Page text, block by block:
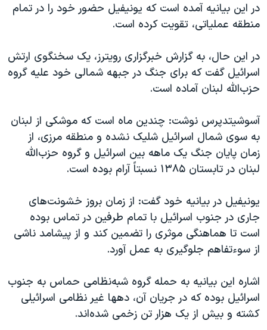
اسرائیل در جنگ
نرگس محمدی برنده جایزه نوبل صلح
همایش محافظه‌کاران آمریکا «سی‌پک»
صفحه‌های ویژه
سفر پرزیدنت ترامپ به چین
در این بیانیه آمده است که یونیفیل حضور خود را در تمام
منطقه عملیاتی، تقویت کرده است.
در این حال، به گزارش خبرگزاری رویترز، یک سخنگوی ارتش
اسرائیل گفت که برای جنگ در جبهه شمالی خود علیه گروه
حزب‌الله لبنان آماده است.
آسوشیتدپرس نوشت: چندین ماه است که موشکی از لبنان
به سوی شمال اسرائیل شلیک نشده و منطقه مرزی، از
زمان پایان جنگ یک ماهه بین اسرائیل و گروه حزب‌الله
لبنان در تابستان ۱۳۸۵ نسبتاً آرام بوده است.
یونیفیل در بیانیه خود گفت: از زمان بروز خشونت‌های
جاری در جنوب اسرائیل با تمام طرفین در تماس بوده
است تا هماهنگی موثری را تضمین کند و از پیشامد ناشی
از سوءتفاهم جلوگیری به عمل آورد.
اشاره این بیانیه به حمله گروه شبه‌نظامی حماس به جنوب
اسرائیل بوده که در جریان آن، دهها غیر نظامی اسرائیلی
کشته و بیش از یک هزار تن زخمی شده‌اند.